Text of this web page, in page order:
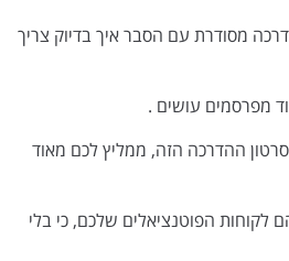
מסודרת עם הסבר איך בדיוק צריך
מפרסמים עושים .
ההדרכה הזה, ממליץ לכם מאוד
לקוחות הפוטנציאלים שלכם, כי בלי